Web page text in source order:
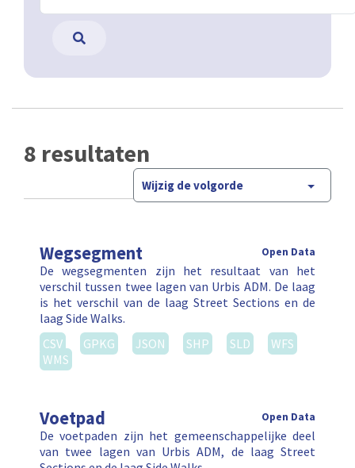
8 resultaten
Wijzig de volgorde
Wegsegment Open Data
De wegsegmenten zijn het resultaat van het
verschil tussen twee lagen van Urbis ADM. De laag
is het verschil van de laag Street Sections en de
laag Side Walks.
CSV
GPKG JSON SHP SLD
WFS
WMS
Voetpad Open Data
De voetpaden zijn het gemeenschappelijke deel
van twee lagen van Urbis ADM, de laag Street